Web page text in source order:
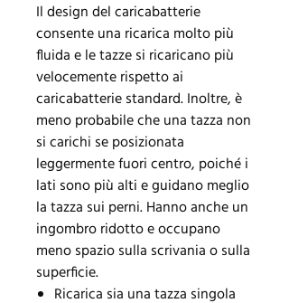
Il design del caricabatterie
consente una ricarica molto più
fluida e le tazze si ricaricano più
velocemente rispetto ai
caricabatterie standard. Inoltre, è
meno probabile che una tazza non
si carichi se posizionata
leggermente fuori centro, poiché i
lati sono più alti e guidano meglio
la tazza sui perni. Hanno anche un
ingombro ridotto e occupano
meno spazio sulla scrivania o sulla
superficie.
Ricarica sia una tazza singola